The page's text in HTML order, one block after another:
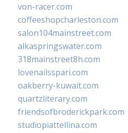
von-racer.com
coffeeshopcharleston.com
salon104mainstreet.com
alkaspringswater.com
318mainstreet8h.com
lovenailsspari.com
oakberry-kuwait.com
quartzliterary.com
friendsofbroderickpark.com
studiopiattellina.com